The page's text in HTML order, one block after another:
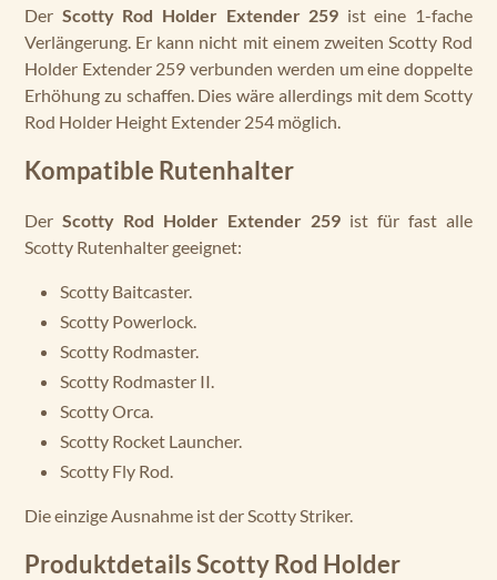
Der Scotty Rod Holder Extender 259 ist eine 1-fache
Verlängerung. Er kann nicht mit einem zweiten Scotty Rod
Holder Extender 259 verbunden werden um eine doppelte
Erhöhung zu schaffen. Dies wäre allerdings mit dem Scotty
Rod Holder Height Extender 254 möglich.
Kompatible Rutenhalter
Der Scotty Rod Holder Extender 259 ist für fast alle
Scotty Rutenhalter geeignet:
Scotty Baitcaster.
Scotty Powerlock.
Scotty Rodmaster.
Scotty Rodmaster II.
Scotty Orca.
Scotty Rocket Launcher.
Scotty Fly Rod.
Die einzige Ausnahme ist der Scotty Striker.
Produktdetails Scotty Rod Holder